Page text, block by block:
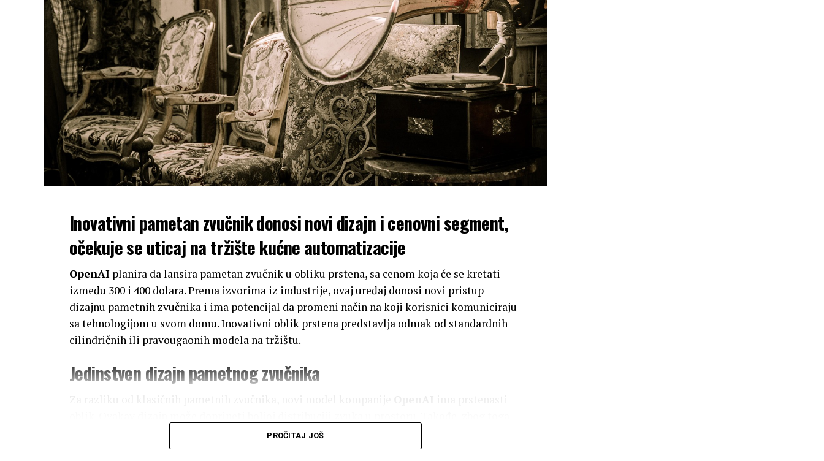
Inovativni pametan zvučnik donosi novi dizajn i cenovni segment,
očekuje se uticaj na tržište kućne automatizacije
OpenAI planira da lansira pametan zvučnik u obliku prstena, sa cenom koja će se kretati
između 300 i 400 dolara. Prema izvorima iz industrije, ovaj uređaj donosi novi pristup
dizajnu pametnih zvučnika i ima potencijal da promeni način na koji korisnici komuniciraju
sa tehnologijom u svom domu. Inovativni oblik prstena predstavlja odmak od standardnih
cilindričnih ili pravougaonih modela na tržištu.
Jedinstven dizajn pametnog zvučnika
što uređaj odstupa od tradicionalnih formi, moguće je da će se lakše uklapati u savremene
enterijere. Pored toga, cena između 300 i 400 dolara pozicionira proizvod u viši srednji
PROČITAJ JOŠ